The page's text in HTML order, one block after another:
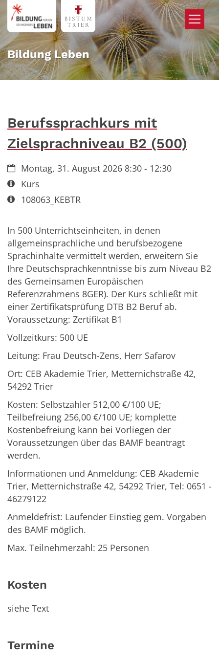
Zum Inhalt springen
Bildung Leben
Berufssprachkurs mit
Zielsprachniveau B2 (500)
Datum:Montag, 31. August 2026 8:30 - 12:30
Art bzw. Nummer:
Kurs
Art bzw. Nummer:
108063_KEBTR
In 500 Unterrichtseinheiten, in denen
allgemeinsprachliche und berufsbezogene
Sprachinhalte vermittelt werden, erweitern Sie
Ihre Deutschsprachkenntnisse bis zum Niveau B2
des Gemeinsamen Europäischen
Referenzrahmens 8GER). Der Kurs schließt mit
einer Zertifikatsprüfung DTB B2 Beruf ab.
Voraussetzung: Zertifikat B1
Vollzeitkurs: 500 UE
Leitung: Frau Deutsch-Zens, Herr Safarov
Ort: CEB Akademie Trier, Metternichstraße 42,
54292 Trier
Kosten: Selbstzahler 512,00 €/100 UE;
Teilbefreiung 256,00 €/100 UE; komplette
Kostenbefreiung kann bei Vorliegen der
Voraussetzungen über das BAMF beantragt
werden.
Informationen und Anmeldung: CEB Akademie
Trier, Metternichstraße 42, 54292 Trier, Tel: 0651 -
46279122
Anmeldefrist: Laufender Einstieg gem. Vorgaben
des BAMF möglich.
Max. Teilnehmerzahl: 25 Personen
Kosten
siehe Text
Termine